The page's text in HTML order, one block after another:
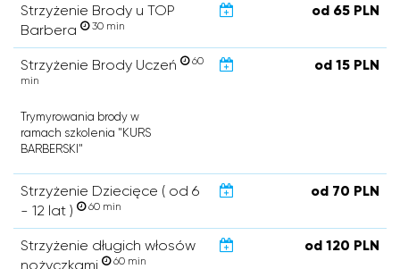
Strzyżenie Brody u TOP
Barbera
30 min
od 65 PLN
Strzyżenie Brody Uczeń
60
min
od 15 PLN
Trymyrowania brody w
ramach szkolenia "KURS
BARBERSKI"
Strzyżenie Dziecięce ( od 6
- 12 lat )
60 min
od 70 PLN
Strzyżenie długich włosów
nożyczkami
60 min
od 120 PLN